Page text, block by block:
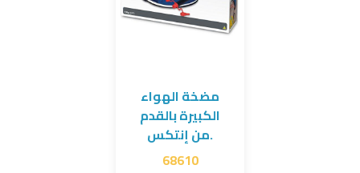
مضخة الهواء
الكبيرة بالقدم
من إنتكس.
68610